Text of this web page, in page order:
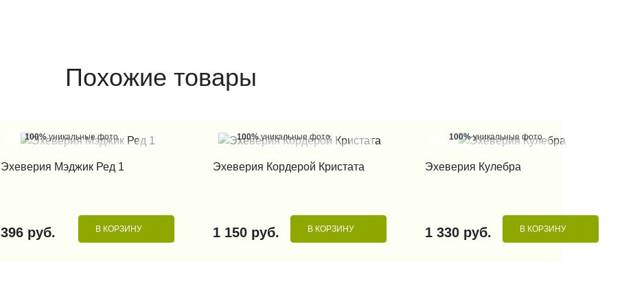
Похожие товары
100%уникальные фото
Эхеверия Мэджик Ред 1
396 руб. В КОРЗИНУ
100%уникальные фото
Эхеверия Кордерой Кристата
1 150 руб. В КОРЗИНУ
100%уникальные фото
Эхеверия Кулебра
1 330 руб. В КОРЗИНУ